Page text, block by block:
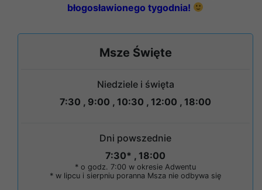
błogosławionego tygodnia!
Msze Święte
Niedziele i święta
7:30 , 9:00 , 10:30 , 12:00 , 18:00
Dni powszednie
7:30* , 18:00
* o godz. 7:00 w okresie Adwentu
* w lipcu i sierpniu poranna Msza nie odbywa się